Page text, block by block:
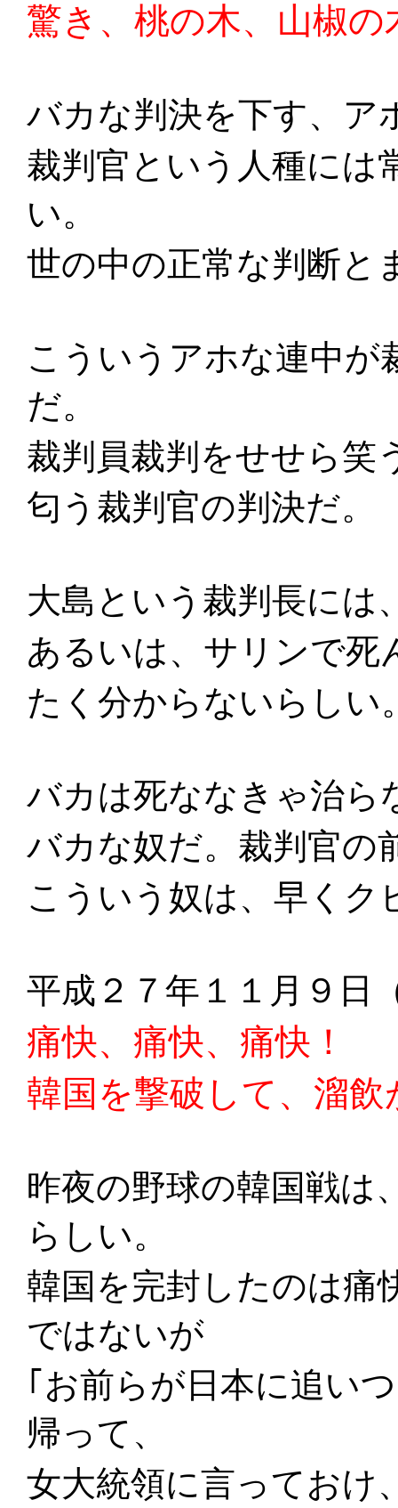
驚き、桃の木、山椒の
バカな判決を下す、ア
裁判官という人種には
い。
世の中の正常な判断と
こういうアホな連中が
だ。
裁判員裁判をせせら笑
匂う裁判官の判決だ。
大島という裁判長には
あるいは、サリンで死
たく分からないらしい
バカは死ななきゃ治ら
バカな奴だ。裁判官の
こういう奴は、早くク
平成２７年１１月９日
痛快、痛快、痛快！
韓国を撃破して、溜
昨夜の野球の韓国戦は
らしい。
韓国を完封したのは痛
ではないが
｢お前らが日本に追い
帰って、
女大統領に言っておけ